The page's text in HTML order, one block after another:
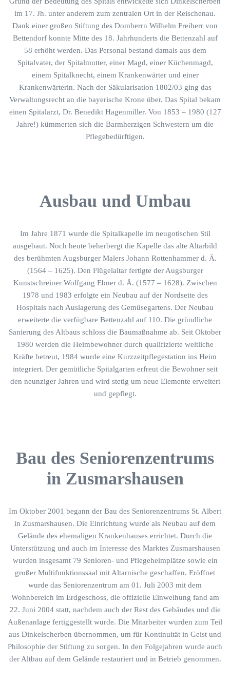
im 17. Jh. unter anderem zum zentralen Ort in der Reischenau.
Dank einer großen Stiftung des Domherrn Wilhelm Freiherr von
Bettendorf konnte Mitte des 18. Jahrhunderts die Bettenzahl auf
58 erhöht werden. Das Personal bestand damals aus dem
Spitalvater, der Spitalmutter, einer Magd, einer Küchenmagd,
einem Spitalknecht, einem Krankenwärter und einer
Krankenwärterin. Nach der Säkularisation 1802/03 ging das
Verwaltungsrecht an die bayerische Krone über. Das Spital bekam
einen Spitalarzt, Dr. Benedikt Hagenmiller. Von 1853 – 1980 (127
Jahre!) kümmerten sich die Barmherzigen Schwestern um die
Pflegebedürftigen.
Ausbau und Umbau
Im Jahre 1871 wurde die Spitalkapelle im neugotischen Stil
ausgebaut. Noch heute beherbergt die Kapelle das alte Altarbild
des berühmten Augsburger Malers Johann Rottenhammer d. Ä.
(1564 – 1625). Den Flügelaltar fertigte der Augsburger
Kunstschreiner Wolfgang Ebner d. Ä. (1577 – 1628). Zwischen
1978 und 1983 erfolgte ein Neubau auf der Nordseite des
Hospitals nach Auslagerung des Gemüsegartens. Der Neubau
erweiterte die verfügbare Bettenzahl auf 110. Die gründliche
Sanierung des Altbaus schloss die Baumaßnahme ab. Seit Oktober
1980 werden die Heimbewohner durch qualifizierte weltliche
Kräfte betreut, 1984 wurde eine Kurzzeitpflegestation ins Heim
integriert. Der gemütliche Spitalgarten erfreut die Bewohner seit
den neunziger Jahren und wird stetig um neue Elemente erweitert
und gepflegt.
Bau des Seniorenzentrums
in Zusmarshausen
Im Oktober 2001 begann der Bau des Seniorenzentrums St. Albert
in Zusmarshausen. Die Einrichtung wurde als Neubau auf dem
Gelände des ehemaligen Krankenhauses errichtet. Durch die
Unterstützung und auch im Interesse des Marktes Zusmarshausen
wurden insgesamt 79 Senioren- und Pflegeheimplätze sowie ein
großer Multifunktionssaal mit Altarnische geschaffen. Eröffnet
wurde das Seniorenzentrum am 01. Juli 2003 mit dem
Wohnbereich im Erdgeschoss, die offizielle Einweihung fand am
22. Juni 2004 statt, nachdem auch der Rest des Gebäudes und die
Außenanlage fertiggestellt wurde. Die Mitarbeiter wurden zum Teil
aus Dinkelscherben übernommen, um für Kontinuität in Geist und
Philosophie der Stiftung zu sorgen. In den Folgejahren wurde auch
der Altbau auf dem Gelände restauriert und in Betrieb genommen.